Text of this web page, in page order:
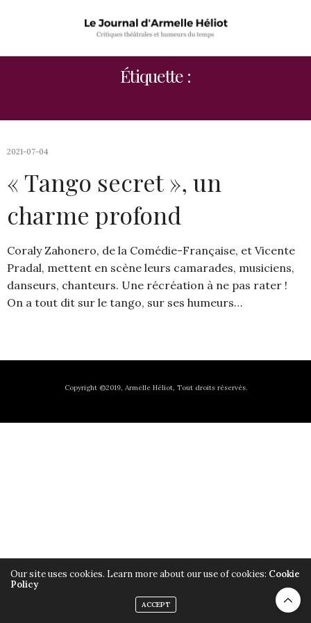
Étiquette :
2021-07-04
« Tango secret », un
charme profond
Coraly Zahonero, de la Comédie-Française, et Vicente
Pradal, mettent en scène leurs camarades, musiciens,
danseurs, chanteurs. Une récréation à ne pas rater !
On a tout dit sur le tango, sur ses humeurs…
Copyright ©2019, Armelle Héliot, Tout droits réservés.
Our site uses cookies. Learn more about our use of cookies: Cookie
Policy
ACCEPT